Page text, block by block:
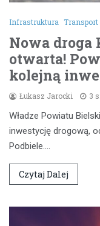
Infrastruktura Transport
Nowa droga
otwarta!
kolejną
Łukasz Jarocki 3
Władze Powiatu
inwestycję drogową,
Podbiele.…
Czytaj Dalej